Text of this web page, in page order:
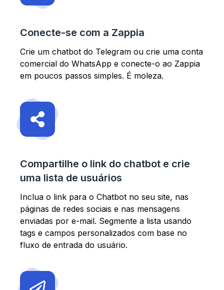
Conecte-se com a Zappia
Crie um chatbot do Telegram ou crie uma conta
comercial do WhatsApp e conecte-o ao Zappia
em poucos passos simples. É moleza.
Compartilhe o link do chatbot e crie
uma lista de usuários
Inclua o link para o Chatbot no seu site, nas
páginas de redes sociais e nas mensagens
enviadas por e-mail. Segmente a lista usando
tags e campos personalizados com base no
fluxo de entrada do usuário.